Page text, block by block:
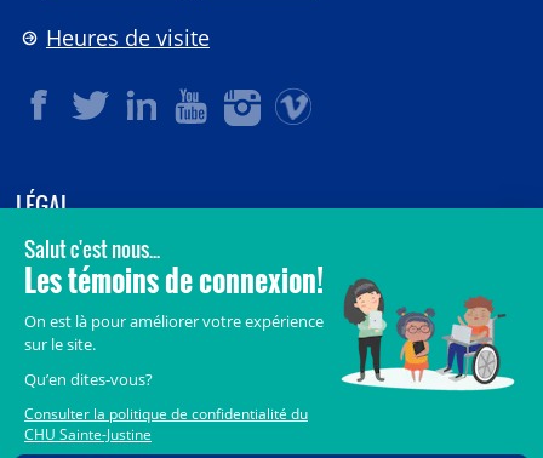
Heures de visite
LÉGAL
© 2006-2026CHU Sainte-Justine.
Tous droits réservés.
Crédits
Accès aux documents des organismes publics